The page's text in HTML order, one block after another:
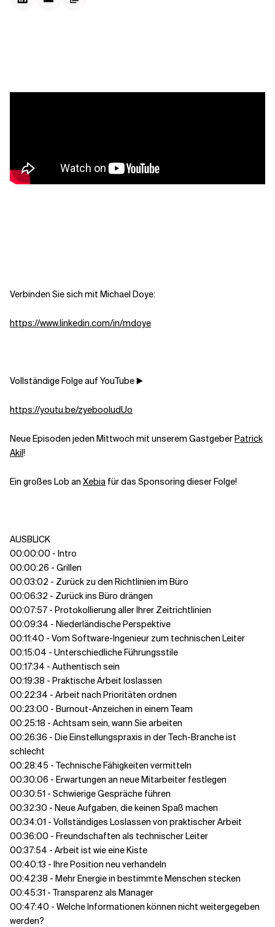
Verbinden Sie sich mit Michael Doye:
https://www.linkedin.com/in/mdoye
Vollständige Folge auf YouTube ▶️
https://youtu.be/zyebooludUo
Neue Episoden jeden Mittwoch mit unserem GastgeberPatrick
Akil!
Ein großes Lob an Xebia für das Sponsoring dieser Folge!
AUSBLICK
00:00:00 - Intro
00:00:26 - Grillen
00:03:02 - Zurück zu den Richtlinien im Büro
00:06:32 - Zurück ins Büro drängen
00:07:57 - Protokollierung aller Ihrer Zeitrichtlinien
00:09:34 - Niederländische Perspektive
00:11:40 - Vom Software-Ingenieur zum technischen Leiter
00:15:04 - Unterschiedliche Führungsstile
00:17:34 - Authentisch sein
00:19:38 - Praktische Arbeit loslassen
00:22:34 - Arbeit nach Prioritäten ordnen
00:23:00 - Burnout-Anzeichen in einem Team
00:25:18 - Achtsam sein, wann Sie arbeiten
00:26:36 - Die Einstellungspraxis in der Tech-Branche ist
schlecht
00:28:45 - Technische Fähigkeiten vermitteln
00:30:06 - Erwartungen an neue Mitarbeiter festlegen
00:30:51 - Schwierige Gespräche führen
00:32:30 - Neue Aufgaben, die keinen Spaß machen
00:34:01 - Vollständiges Loslassen von praktischer Arbeit
00:36:00 - Freundschaften als technischer Leiter
00:37:54 - Arbeit ist wie eine Kiste
00:40:13 - Ihre Position neu verhandeln
00:42:38 - Mehr Energie in bestimmte Menschen stecken
00:45:31 - Transparenz als Manager
00:47:40 - Welche Informationen können nicht weitergegeben
werden?